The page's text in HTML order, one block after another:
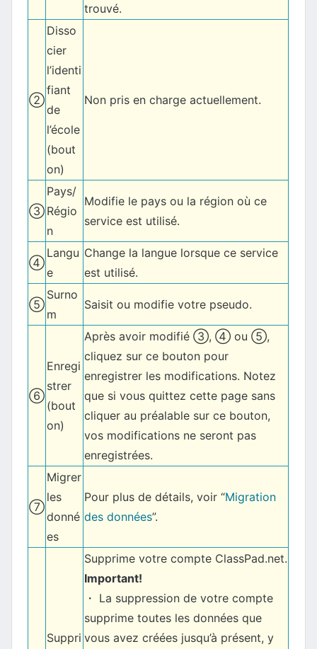
trouvé.
②
Disso
cier
l’identi
fiant
de
l’école
(bout
on)
Non pris en charge actuellement.
③
Pays/
Régio
n
Modifie le pays ou la région où ce
service est utilisé.
④
Langu
e
Change la langue lorsque ce service
est utilisé.
⑤
Surno
m
Saisit ou modifie votre pseudo.
⑥
Enregi
strer
(bout
on)
Après avoir modifié ③, ④ ou ⑤,
cliquez sur ce bouton pour
enregistrer les modifications. Notez
que si vous quittez cette page sans
cliquer au préalable sur ce bouton,
vos modifications ne seront pas
enregistrées.
⑦
Migrer
les
donné
es
Pour plus de détails, voir “Migration
des données”.
Suppri
Supprime votre compte ClassPad.net.
Important!
・ La suppression de votre compte
supprime toutes les données que
vous avez créées jusqu’à présent, y